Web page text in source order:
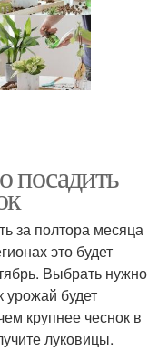
посадить
за полтора месяца
это будет
Выбрать нужно
урожай будет
крупнее чеснок в
луковицы.